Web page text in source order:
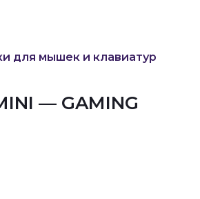
для мышек и клавиатур
— GAMING